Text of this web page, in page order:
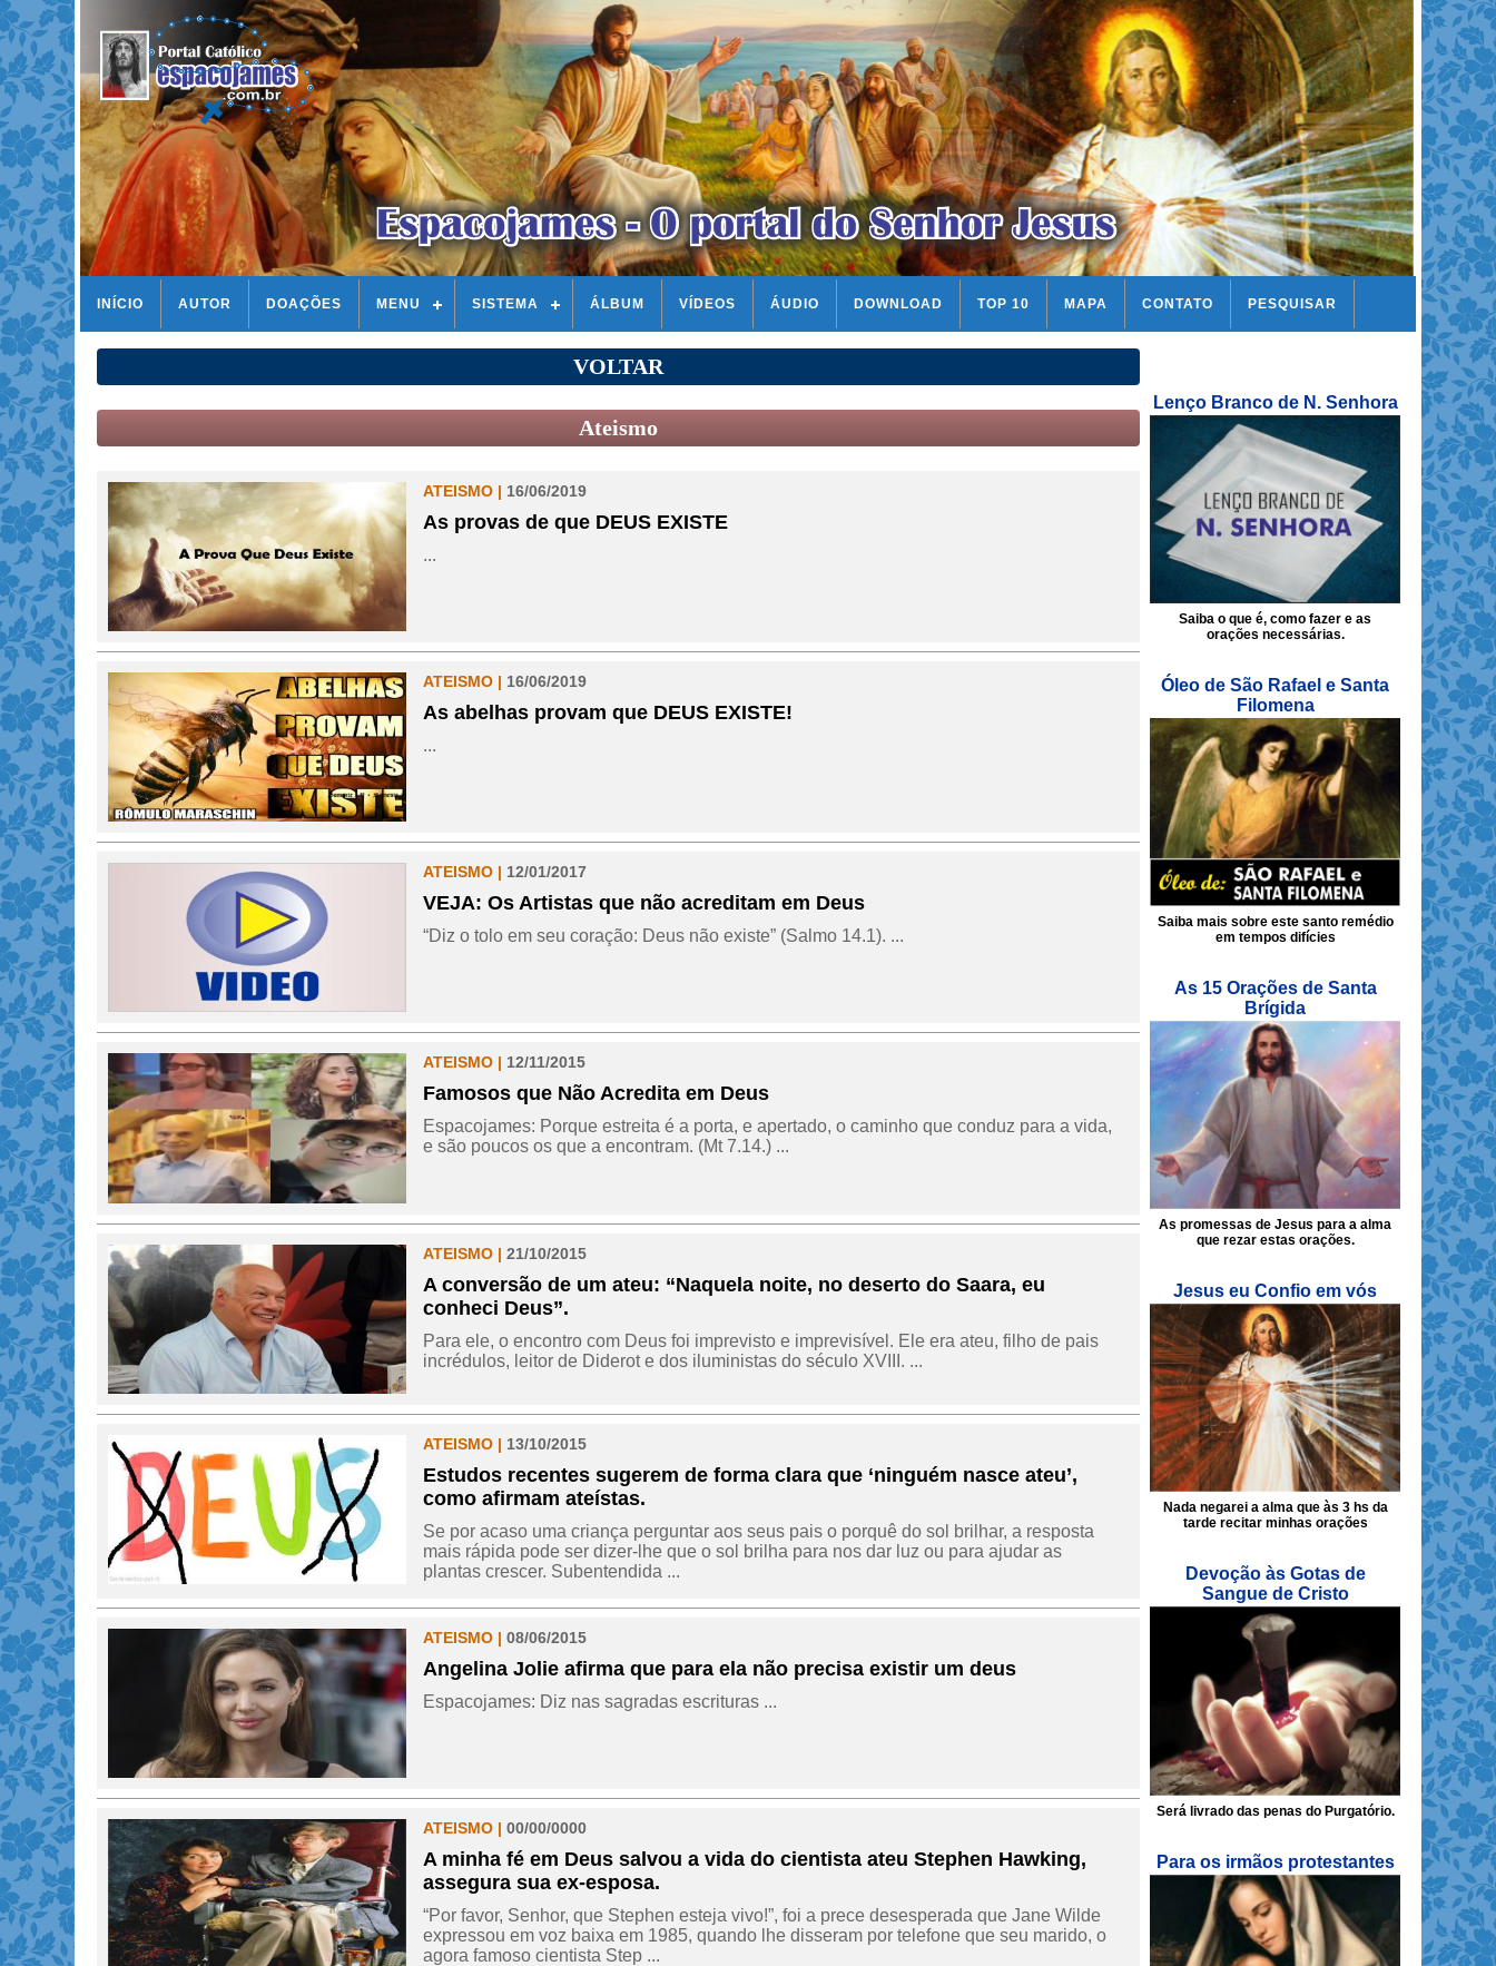
INÍCIO AUTOR DOAÇÕES MENU SISTEMA ÁLBUM VÍDEOS ÁUDIO DOWNLOAD TOP 10 MAPA CONTATO PESQUISAR
VOLTAR
Ateismo
ATEISMO | 16/06/2019
As provas de que DEUS EXISTE
...
ATEISMO | 16/06/2019
As abelhas provam que DEUS EXISTE!
...
ATEISMO | 12/01/2017
VEJA: Os Artistas que não acreditam em Deus
“Diz o tolo em seu coração: Deus não existe” (Salmo 14.1). ...
ATEISMO | 12/11/2015
Famosos que Não Acredita em Deus
Espacojames: Porque estreita é a porta, e apertado, o caminho que conduz para a vida,
e são poucos os que a encontram. (Mt 7.14.) ...
ATEISMO | 21/10/2015
A conversão de um ateu: “Naquela noite, no deserto do Saara, eu
conheci Deus”.
Para ele, o encontro com Deus foi imprevisto e imprevisível. Ele era ateu, filho de pais
incrédulos, leitor de Diderot e dos iluministas do século XVIII. ...
ATEISMO | 13/10/2015
Estudos recentes sugerem de forma clara que ‘ninguém nasce ateu’,
como afirmam ateístas.
Se por acaso uma criança perguntar aos seus pais o porquê do sol brilhar, a resposta
mais rápida pode ser dizer-lhe que o sol brilha para nos dar luz ou para ajudar as
plantas crescer. Subentendida ...
ATEISMO | 08/06/2015
Angelina Jolie afirma que para ela não precisa existir um deus
Espacojames: Diz nas sagradas escrituras ...
ATEISMO | 00/00/0000
A minha fé em Deus salvou a vida do cientista ateu Stephen Hawking,
assegura sua ex-esposa.
“Por favor, Senhor, que Stephen esteja vivo!”, foi a prece desesperada que Jane Wilde
expressou em voz baixa em 1985, quando lhe disseram por telefone que seu marido, o
agora famoso cientista Step ...
Lenço Branco de N. Senhora
Saiba o que é, como fazer e as
orações necessárias.
Óleo de São Rafael e Santa
Filomena
Saiba mais sobre este santo remédio
em tempos difícies
As 15 Orações de Santa
Brígida
As promessas de Jesus para a alma
que rezar estas orações.
Jesus eu Confio em vós
Nada negarei a alma que às 3 hs da
tarde recitar minhas orações
Devoção às Gotas de
Sangue de Cristo
Será livrado das penas do Purgatório.
Para os irmãos protestantes